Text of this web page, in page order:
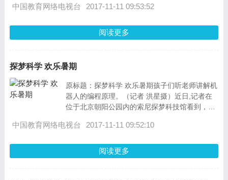
中国教育网络电视台 2017-11-11 09:53:52
阅读更多
探梦科学 欢乐暑期
原标题：探梦科学 欢乐暑期孩子们听老师讲解机
器人的编程原理。（记者 洪星摄）近日,记者在
位于北京朝阳公园内的索尼探梦科技馆看到，孩
中国教育网络电视台 2017-11-11 09:52:10
阅读更多